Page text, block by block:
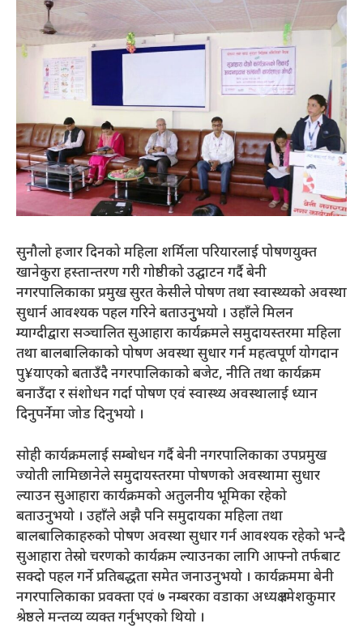
सुनौलो हजार दिनको महिला शर्मिला परियारलाई पोषणयुक्त
खानेकुरा हस्तान्तरण गरी गोष्ठीको उद्घाटन गर्दै बेनी
नगरपालिकाका प्रमुख सुरत केसीले पोषण तथा स्वास्थ्यको अवस्था
सुधार्न आवश्यक पहल गरिने बताउनुुभयो । उहाँले मिलन
म्याग्दीद्वारा सञ्चालित सुआहारा कार्यक्रमले समुदायस्तरमा महिला
तथा बालबालिकाको पोषण अवस्था सुधार गर्न महत्वपूर्ण योगदान
पु¥याएको बताउँदै नगरपालिकाको बजेट, नीति तथा कार्यक्रम
बनाउँदा र संशोधन गर्दा पोषण एवं स्वास्थ्य अवस्थालाई ध्यान
दिनुपर्नेमा जोड दिनुभयो ।
सोही कार्यक्रमलाई सम्बोधन गर्दै बेनी नगरपालिकाका उपप्रमुख
ज्योती लामिछानेले समुदायस्तरमा पोषणको अवस्थामा सुधार
ल्याउन सुआहारा कार्यक्रमको अतुलनीय भूमिका रहेको
बताउनुभयो । उहाँले अझै पनि समुदायका महिला तथा
बालबालिकाहरुको पोषण अवस्था सुधार गर्न आवश्यक रहेको भन्दै
सुआहारा तेस्रो चरणको कार्यक्रम ल्याउनका लागि आफ्नो तर्फबाट
सक्दो पहल गर्ने प्रतिबद्धता समेत जनाउनुभयो । कार्यक्रममा बेनी
नगरपालिकाका प्रवक्ता एवं ७ नम्बरका वडाका अध्यक्ष रमेशकुमार
श्रेष्ठले मन्तव्य व्यक्त गर्नुभएको थियो ।